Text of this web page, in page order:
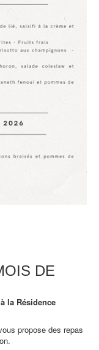
DE
la Résidence
propose des repas